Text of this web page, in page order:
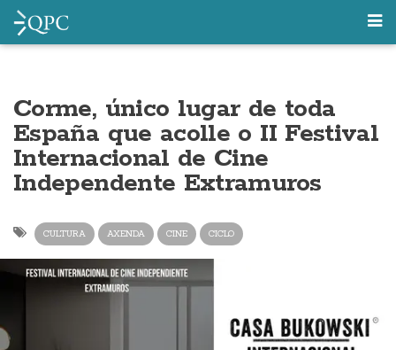
Corme, único lugar de toda
España que acolle o II Festival
Internacional de Cine
Independente Extramuros
CULTURA AXENDA CINE CICLO